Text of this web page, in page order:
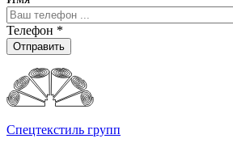
Телефон *
Отправить
Спецтекстиль групп